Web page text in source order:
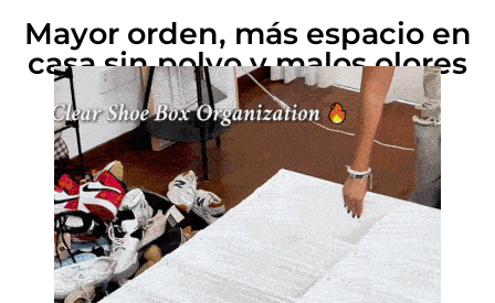
Mayor orden, más espacio en
casa sin polvo y malos olores